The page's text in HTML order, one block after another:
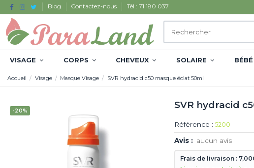
Blog Contactez-nous Tél : 71 180 037
VISAGE CORPS CHEVEUX SOLAIRE
Accueil Visage Masque Visage SVR hydracid c50 masque éclat 50ml
-20%
SVR hydracid
Référence : 5200
Avis : aucun avis
Frais de livraison :